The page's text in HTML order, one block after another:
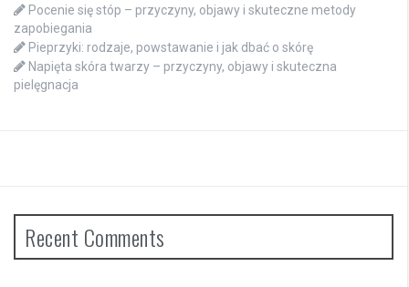
Pocenie się stóp – przyczyny, objawy i skuteczne metody
zapobiegania
Pieprzyki: rodzaje, powstawanie i jak dbać o skórę
Napięta skóra twarzy – przyczyny, objawy i skuteczna
pielęgnacja
Recent Comments